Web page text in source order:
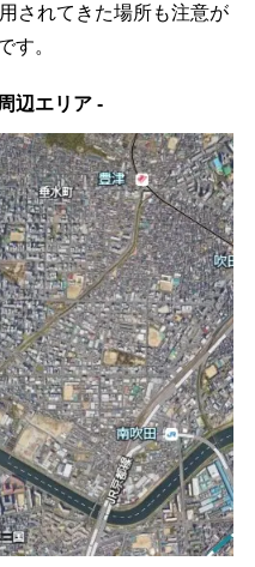
されてきた場所も注意が
す。
辺エリア -